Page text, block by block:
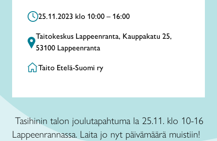
25.11.2023 klo 10:00 – 16:00
Taitokeskus Lappeenranta, Kauppakatu 25,
53100 Lappeenranta
Taito Etelä-Suomi ry
Tasihinin talon joulutapahtuma la 25.11. klo 10-16
Lappeenrannassa. Laita jo nyt päivämäärä muistiin!